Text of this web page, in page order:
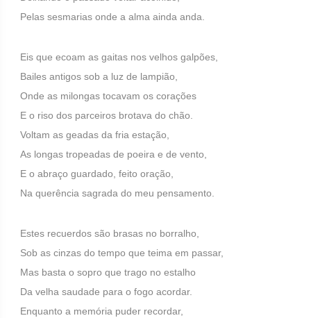
Pelas sesmarias onde a alma ainda anda.
Eis que ecoam as gaitas nos velhos galpões,
Bailes antigos sob a luz de lampião,
Onde as milongas tocavam os corações
E o riso dos parceiros brotava do chão.
Voltam as geadas da fria estação,
As longas tropeadas de poeira e de vento,
E o abraço guardado, feito oração,
Na querência sagrada do meu pensamento.
Estes recuerdos são brasas no borralho,
Sob as cinzas do tempo que teima em passar,
Mas basta o sopro que trago no estalho
Da velha saudade para o fogo acordar.
Enquanto a memória puder recordar,